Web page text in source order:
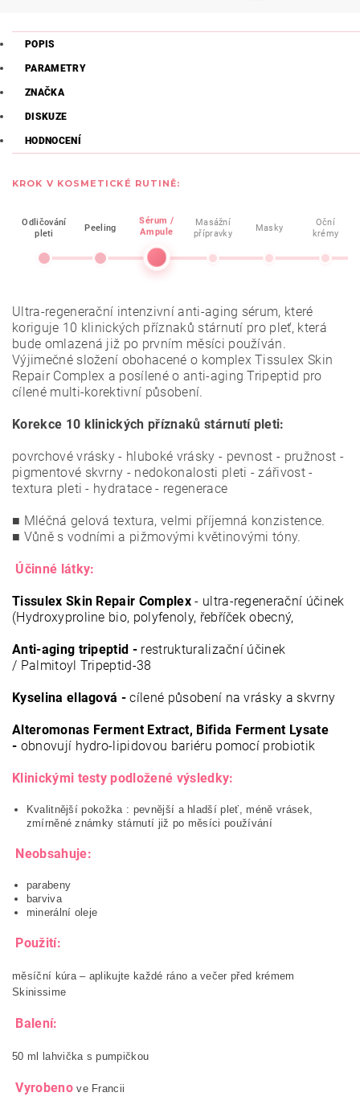
POPIS
PARAMETRY
ZNAČKA
DISKUZE
HODNOCENÍ
KROK V KOSMETICKÉ RUTINĚ:
Odličování
pleti
Peeling
Sérum /
Ampule
Masážní
přípravky
Masky
Oční
krémy
Ultra-regenerační intenzivní anti-aging sérum, které
koriguje 10 klinických příznaků stárnutí pro pleť, která
bude omlazená již po prvním měsíci používán.
Výjimečné složení obohacené o komplex Tissulex Skin
Repair Complex a posílené o anti-aging Tripeptid pro
cílené multi-korektivní působení.
Korekce 10 klinických příznaků stárnutí pleti:
povrchové vrásky - hluboké vrásky - pevnost - pružnost -
pigmentové skvrny - nedokonalosti pleti - zářivost -
textura pleti - hydratace - regenerace
■ Mléčná gelová textura, velmi příjemná konzistence.
■ Vůně s vodními a pižmovými květinovými tóny.
Účinné látky:
Tissulex Skin Repair Complex- ultra-regenerační účinek
(Hydroxyproline bio, polyfenoly, řebříček obecný,
Anti-aging tripeptid - restrukturalizační účinek
/ Palmitoyl Tripeptid-38
Kyselina ellagová -cílené působení na vrásky a skvrny
Alteromonas Ferment Extract, Bifida Ferment Lysate
- obnovují hydro-lipidovou bariéru pomocí probiotik
Klinickými testy podložené výsledky:
Kvalitnější pokožka : pevnější a hladší pleť, méně vrásek,
zmírněné známky stárnutí již po měsíci používání
Neobsahuje:
parabeny
barviva
minerální oleje
Použití:
měsíční kúra – aplikujte každé ráno a večer před krémem
Skinissime
Balení:
50 ml lahvička s pumpičkou
Vyrobenove Francii